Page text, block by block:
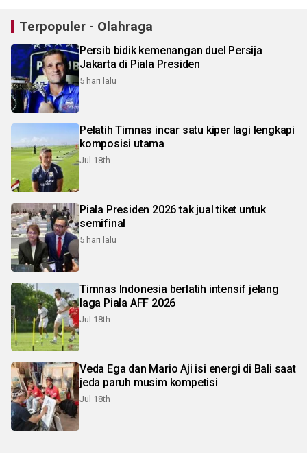
Terpopuler - Olahraga
Persib bidik kemenangan duel Persija
Jakarta di Piala Presiden
5 hari lalu
Pelatih Timnas incar satu kiper lagi lengkapi
komposisi utama
Jul 18th
Piala Presiden 2026 tak jual tiket untuk
semifinal
5 hari lalu
Timnas Indonesia berlatih intensif jelang
laga Piala AFF 2026
Jul 18th
Veda Ega dan Mario Aji isi energi di Bali saat
jeda paruh musim kompetisi
Jul 18th